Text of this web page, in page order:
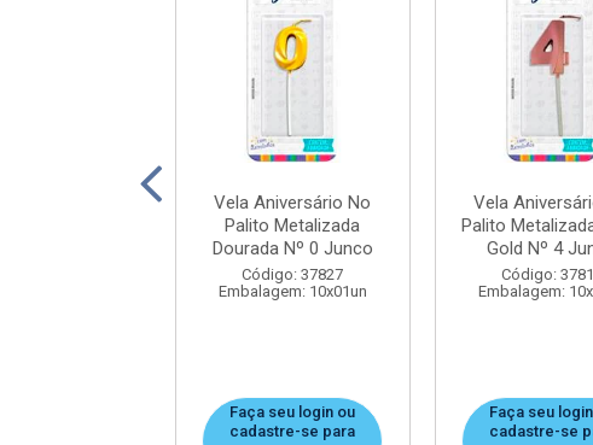
Vela Aniversário No
Palito Metalizada
Dourada Nº 0 Junco
Código: 37827
Embalagem: 10x01un
Faça seu login ou
cadastre-se para
Vela
Palito
Gold Nº 4
Código:
Embalagem:
Faça seu
cadastre-se